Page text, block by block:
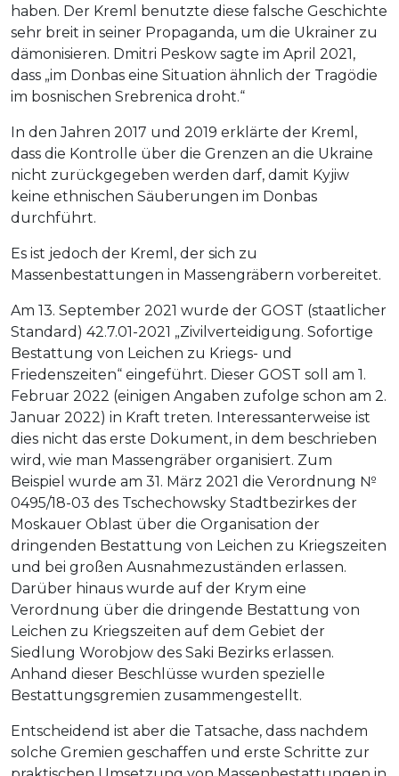
haben. Der Kreml benutzte diese falsche Geschichte
sehr breit in seiner Propaganda, um die Ukrainer zu
dämonisieren. Dmitri Peskow sagte im April 2021,
dass „im Donbas eine Situation ähnlich der Tragödie
im bosnischen Srebrenica droht.“
In den Jahren 2017 und 2019 erklärte der Kreml,
dass die Kontrolle über die Grenzen an die Ukraine
nicht zurückgegeben werden darf, damit Kyjiw
keine ethnischen Säuberungen im Donbas
durchführt.
Es ist jedoch der Kreml, der sich zu
Massenbestattungen in Massengräbern vorbereitet.
Am 13. September 2021 wurde der GOST (staatlicher
Standard) 42.7.01-2021 „Zivilverteidigung. Sofortige
Bestattung von Leichen zu Kriegs- und
Friedenszeiten“ eingeführt. Dieser GOST soll am 1.
Februar 2022 (einigen Angaben zufolge schon am 2.
Januar 2022) in Kraft treten. Interessanterweise ist
dies nicht das erste Dokument, in dem beschrieben
wird, wie man Massengräber organisiert. Zum
Beispiel wurde am 31. März 2021 die Verordnung №
0495/18-03 des Tschechowsky Stadtbezirkes der
Moskauer Oblast über die Organisation der
dringenden Bestattung von Leichen zu Kriegszeiten
und bei großen Ausnahmezuständen erlassen.
Darüber hinaus wurde auf der Krym eine
Verordnung über die dringende Bestattung von
Leichen zu Kriegszeiten auf dem Gebiet der
Siedlung Worobjow des Saki Bezirks erlassen.
Anhand dieser Beschlüsse wurden spezielle
Bestattungsgremien zusammengestellt.
Entscheidend ist aber die Tatsache, dass nachdem
solche Gremien geschaffen und erste Schritte zur